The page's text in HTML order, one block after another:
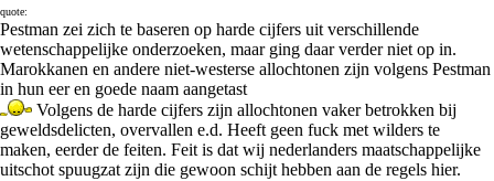
quote:
Pestman zei zich te baseren op harde cijfers uit verschillende
wetenschappelijke onderzoeken, maar ging daar verder niet op in.
Marokkanen en andere niet-westerse allochtonen zijn volgens Pestman
in hun eer en goede naam aangetast
Volgens de harde cijfers zijn allochtonen vaker betrokken bij
geweldsdelicten, overvallen e.d. Heeft geen fuck met wilders te
maken, eerder de feiten. Feit is dat wij nederlanders maatschappelijke
uitschot spuugzat zijn die gewoon schijt hebben aan de regels hier.